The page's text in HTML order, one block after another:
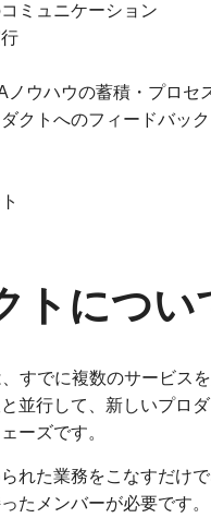
ミュニケーション
ウハウの蓄積・プロセ
クトへのフィードバック
トについ
すでに複数のサービス
並行して、新しいプロ
ーズです。
れた業務をこなすだけ
たメンバーが必要です。